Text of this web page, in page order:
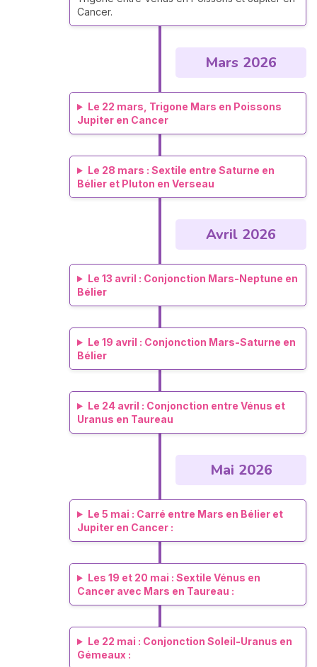
Cancer.
Mars 2026
Le 22 mars, Trigone Mars en Poissons
Jupiter en Cancer
Le 28 mars : Sextile entre Saturne en
Bélier et Pluton en Verseau
Avril 2026
Le 13 avril : Conjonction Mars-Neptune en
Bélier
Le 19 avril : Conjonction Mars-Saturne en
Bélier
Le 24 avril : Conjonction entre Vénus et
Uranus en Taureau
Mai 2026
Le 5 mai : Carré entre Mars en Bélier et
Jupiter en Cancer :
Les 19 et 20 mai : Sextile Vénus en
Cancer avec Mars en Taureau :
Le 22 mai : Conjonction Soleil-Uranus en
Gémeaux :